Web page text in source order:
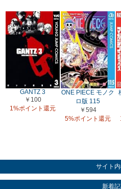
GANTZ 3
￥100
1%ポイント還元
ONE PIECE モノク
ロ版 115
￥594
5%ポイント還元
サイト
新着